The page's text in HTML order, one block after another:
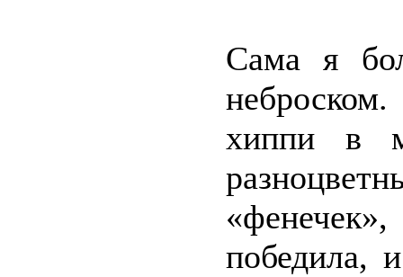
Сама я
хиппи в
победила,